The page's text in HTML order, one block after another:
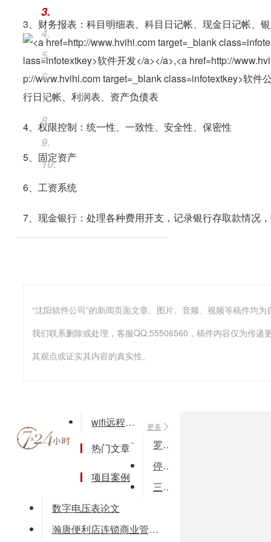
3、财务报表：科目明细表、科目日记帐、现金日记帐、银
行日记帐、利润表、资产负债表
4、权限控制：统一性、一致性、安全性、保密性
5、固定资产
6、工资系统
7、现金银行：处理各种费用开支，记录银行存取款情况
我们联系删除或处理，客服QQ:55506560，稿件内容仅为传递
其观点或证实其内容的真实性。
更多
热门文章
3.
4.
5.
6.
7.
8.
9.
10.
项目案例
wifi远程智能小车(论文word格式)
罗盘酒店管理系统 罗盘酒店管理软件
停车好帮手-车牌识别一体机
三易网络云平台网站群解决方案
数字电压表论文
瀚唐便利店连锁商业管理系统